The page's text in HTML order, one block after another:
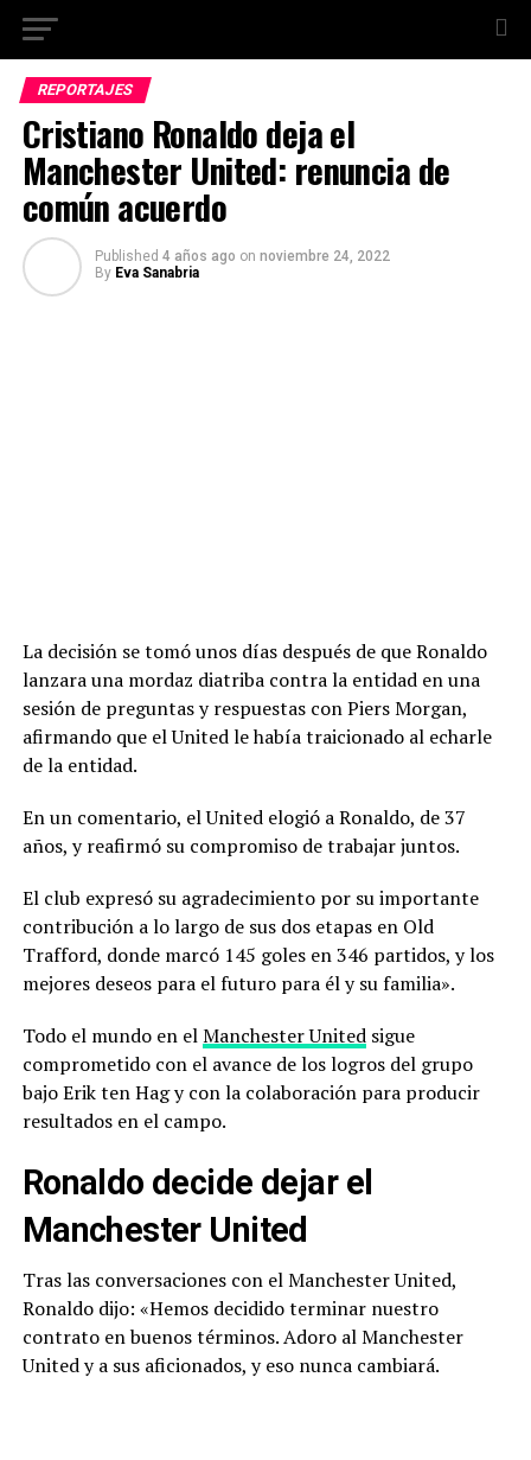
REPORTAJES
Cristiano Ronaldo deja el
Manchester United: renuncia de
común acuerdo
Published 4 años ago on noviembre 24, 2022
By Eva Sanabria
La decisión se tomó unos días después de que Ronaldo
lanzara una mordaz diatriba contra la entidad en una
sesión de preguntas y respuestas con Piers Morgan,
afirmando que el United le había traicionado al echarle
de la entidad.
En un comentario, el United elogió a Ronaldo, de 37
años, y reafirmó su compromiso de trabajar juntos.
El club expresó su agradecimiento por su importante
contribución a lo largo de sus dos etapas en Old
Trafford, donde marcó 145 goles en 346 partidos, y los
mejores deseos para el futuro para él y su familia».
Todo el mundo en elManchester Unitedsigue
comprometido con el avance de los logros del grupo
bajo Erik ten Hag y con la colaboración para producir
resultados en el campo.
Ronaldo decide dejar el
Manchester United
Tras las conversaciones con el Manchester United,
Ronaldo dijo: «Hemos decidido terminar nuestro
contrato en buenos términos. Adoro al Manchester
United y a sus aficionados, y eso nunca cambiará.